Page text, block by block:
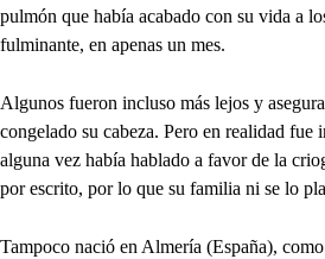
pulmón que había acabado con su vida a
fulminante, en apenas un mes.
Algunos fueron incluso más lejos y
congelado su cabeza. Pero en realidad fue
alguna vez había hablado a favor de la
por escrito, por lo que su familia ni se lo
Tampoco nació en Almería (España),